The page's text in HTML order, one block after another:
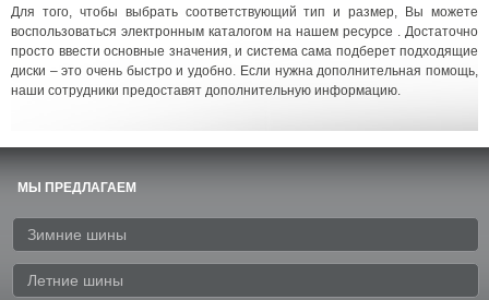
Для того, чтобы выбрать соответствующий тип и размер, Вы можете
воспользоваться электронным каталогом на нашем ресурсе . Достаточно
просто ввести основные значения, и система сама подберет подходящие
диски – это очень быстро и удобно. Если нужна дополнительная помощь,
наши сотрудники предоставят дополнительную информацию.
МЫ ПРЕДЛАГАЕМ
Зимние шины
Летние шины